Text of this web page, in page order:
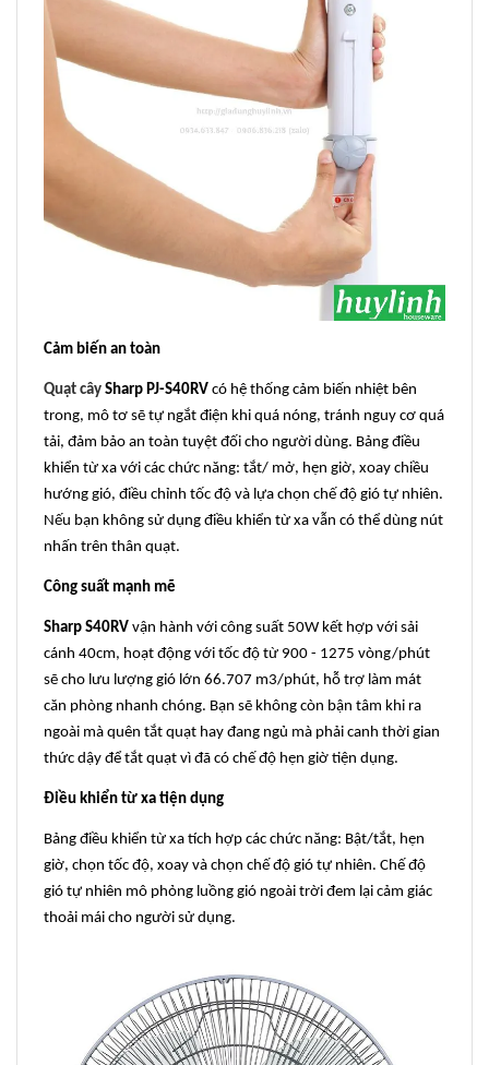
Cảm biến an toàn
Quạt cây Sharp PJ-S40RV có hệ thống cảm biến nhiệt bên
trong, mô tơ sẽ tự ngắt điện khi quá nóng, tránh nguy cơ quá
tải, đảm bảo an toàn tuyệt đối cho người dùng. Bảng điều
khiển từ xa với các chức năng: tắt/ mở, hẹn giờ, xoay chiều
hướng gió, điều chỉnh tốc độ và lựa chọn chế độ gió tự nhiên.
Nếu bạn không sử dụng điều khiển từ xa vẫn có thể dùng nút
nhấn trên thân quạt.
Công suất mạnh mẽ
Sharp S40RV vận hành với công suất 50W kết hợp với sải
cánh 40cm, hoạt động với tốc độ từ 900 - 1275 vòng/phút
sẽ cho lưu lượng gió lớn 66.707 m3/phút, hỗ trợ làm mát
căn phòng nhanh chóng. Bạn sẽ không còn bận tâm khi ra
ngoài mà quên tắt quạt hay đang ngủ mà phải canh thời gian
thức dậy để tắt quạt vì đã có chế độ hẹn giờ tiện dụng.
Điều khiển từ xa tiện dụng
Bảng điều khiển từ xa tích hợp các chức năng: Bật/tắt, hẹn
giờ, chọn tốc độ, xoay và chọn chế độ gió tự nhiên. Chế độ
gió tự nhiên mô phỏng luồng gió ngoài trời đem lại cảm giác
thoải mái cho người sử dụng.